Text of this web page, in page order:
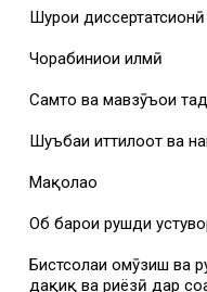
Шурои диссертатсионӣ
Чорабиниҳои илмӣ
Самтҳо ва мавзӯъҳои
Шуъбаи иттилоот ва
Мақолаҳо
Об барои рушди
Бистсолаи омӯзиш ва
дақиқ ва риёзӣ дар